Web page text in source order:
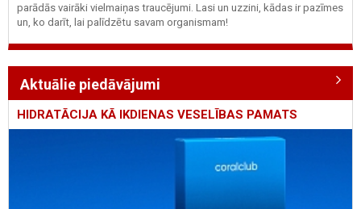
parādās vairāki vielmaiņas traucējumi. Lasi un uzzini, kādas ir pazīmes
un, ko darīt, lai palīdzētu savam organismam!
Aktuālie piedāvājumi
HIDRATĀCIJA KĀ IKDIENAS VESELĪBAS PAMATS